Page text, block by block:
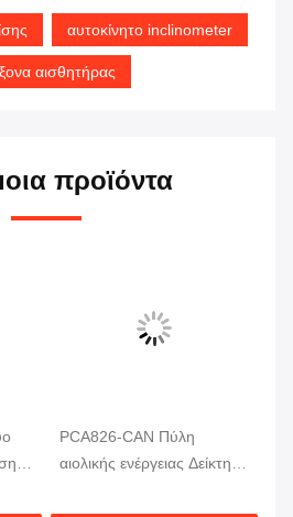
αυτοκίνητο inclinometer
αισθητήρας
προϊόντα
PCA826-CAN Πύλη
αιολικής ενέργειας Δείκτης